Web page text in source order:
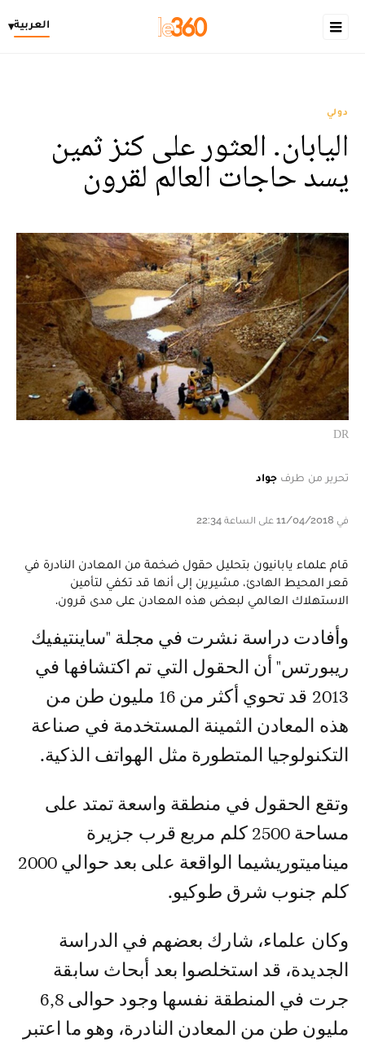
العربية▾
دولي
اليابان. العثور على كنز ثمين
يسد حاجات العالم لقرون
DR
تحرير من طرف جواد
في 11/04/2018 على الساعة 22:34
قام علماء يابانيون بتحليل حقول ضخمة من المعادن النادرة في
قعر المحيط الهادئ، مشيرين إلى أنها قد تكفي لتأمين
الاستهلاك العالمي لبعض هذه المعادن على مدى قرون.
وأفادت دراسة نشرت في مجلة "ساينتيفيك
ريبورتس" أن الحقول التي تم اكتشافها في
2013 قد تحوي أكثر من 16 مليون طن من
هذه المعادن الثمينة المستخدمة في صناعة
التكنولوجيا المتطورة مثل الهواتف الذكية.
وتقع الحقول في منطقة واسعة تمتد على
مساحة 2500 كلم مربع قرب جزيرة
ميناميتوريشيما الواقعة على بعد حوالي 2000
كلم جنوب شرق طوكيو.
وكان علماء، شارك بعضهم في الدراسة
الجديدة، قد استخلصوا بعد أبحاث سابقة
جرت في المنطقة نفسها وجود حوالى 6,8
مليون طن من المعادن النادرة، وهو ما اعتبر